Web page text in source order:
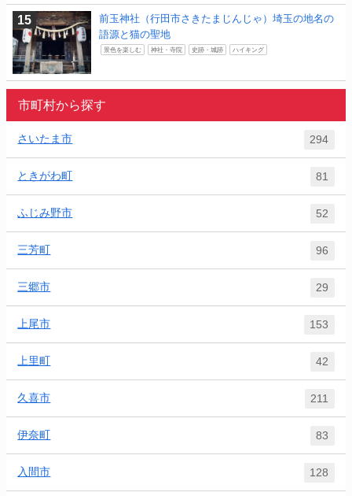
前玉神社（行田市さきたまじんじゃ）埼玉の地名の
語源と猫の聖地
景色を楽しむ 神社・寺院 史跡・城跡 ハイキング
市町村から探す
さいたま市 294
ときがわ町 81
ふじみ野市 52
三芳町 96
三郷市 29
上尾市 153
上里町 42
久喜市 211
伊奈町 83
入間市 128